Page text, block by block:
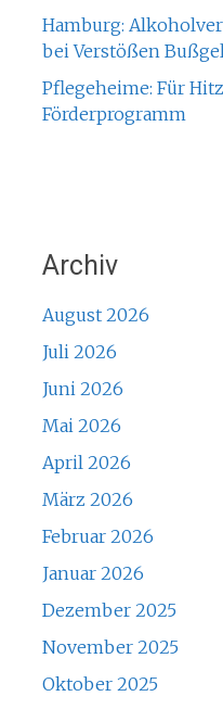
Hamburg:
bei Verstößen
Pflegeheime: Für
Förderprogramm
Archiv
August 2026
Juli 2026
Juni 2026
Mai 2026
April 2026
März 2026
Februar 2026
Januar 2026
Dezember 2025
November 2025
Oktober 2025